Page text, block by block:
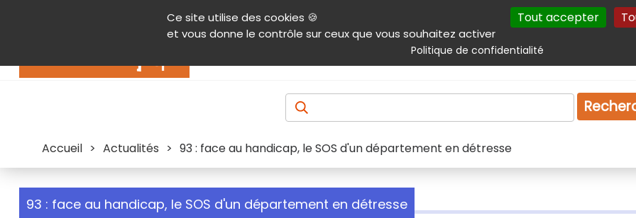
Ce site utilise des cookies 🍪
et vous donne le contrôle sur ceux que vous souhaitez activer
Tout accepter
Politique de confidentialité
Contenu Aide et accessibilité Menu principal Autres services Plan du site
Produits & services Emploi Droit
Accueil > Actualités > 93 : face au handicap, le SOS d'un département en détresse
93 : face au handicap, le SOS d'un département en détresse